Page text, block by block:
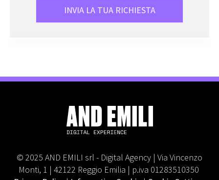
© 2025 AND EMILI srl - Digital Agency | Via Vincenzo
Monti, 1 | 42122 Reggio Emilia | p.iva 01283510350